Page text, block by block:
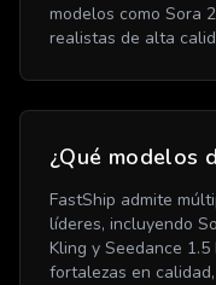
modelos como Sora
realistas de alta
¿Qué modelos
FastShip admite
líderes, incluyendo
Kling y Seedance
fortalezas en